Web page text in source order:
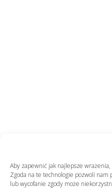
Aby zapewnić jak najlepsze
Zgoda na te technologie pozwoli
lub wycofanie zgody może